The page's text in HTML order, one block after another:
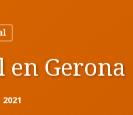
en Gerona
2021